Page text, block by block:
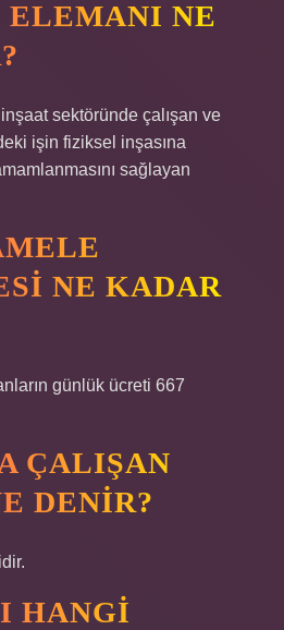
ELEMANI NE
sektöründe çalışan ve
işin fiziksel inşasına
sağlayan
NE KADAR
günlük ücreti 667
ÇALIŞAN
DENIR?
HANGI